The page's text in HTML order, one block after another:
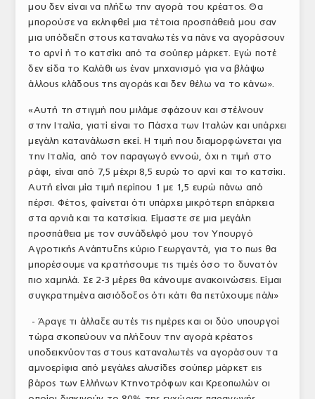
μου δεν είναι να πλήξω την αγορά του κρέατος. Θα
μπορούσε να εκληφθεί μια τέτοια προσπάθειά μου σαν
μια υπόδειξη στους καταναλωτές να πάνε να αγοράσουν
το αρνί ή το κατσίκι από τα σούπερ μάρκετ. Εγώ ποτέ
δεν είδα το Καλάθι ως έναν μηχανισμό για να βλάψω
άλλους κλάδους της αγοράς και δεν θέλω να το κάνω».
«Αυτή τη στιγμή που μιλάμε σφάζουν και στέλνουν
στην Ιταλία, γιατί είναι το Πάσχα των Ιταλών και υπάρχει
μεγάλη κατανάλωση εκεί. Η τιμή που διαμορφώνεται για
την Ιταλία, από τον παραγωγό εννοώ, όχι η τιμή στο
ράφι, είναι από 7,5 μέχρι 8,5 ευρώ το αρνί και το κατσίκι.
Αυτή είναι μία τιμή περίπου 1 με 1,5 ευρώ πάνω από
πέρσι. Φέτος, φαίνεται ότι υπάρχει μικρότερη επάρκεια
στα αρνιά και τα κατσίκια. Είμαστε σε μια μεγάλη
προσπάθεια με τον συνάδελφό μου τον Υπουργό
Αγροτικής Ανάπτυξης κύριο Γεωργαντά, για το πως θα
μπορέσουμε να κρατήσουμε τις τιμές όσο το δυνατόν
πιο χαμηλά. Σε 2-3 μέρες θα κάνουμε ανακοινώσεις. Είμαι
συγκρατημένα αισιόδοξος ότι κάτι θα πετύχουμε πάλι»
- Άραγε τι άλλαξε αυτές τις ημέρες και οι δύο υπουργοί
τώρα σκοπεύουν να πλήξουν την αγορά κρέατος
υποδεικνύοντας στους καταναλωτές να αγοράσουν τα
αμνοερίφια από μεγάλες αλυσίδες σούπερ μάρκετ εις
βάρος των Ελλήνων Κτηνοτρόφων και Κρεοπωλών οι